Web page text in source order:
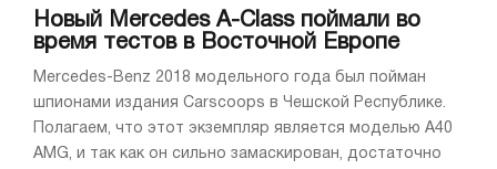
Новый Mercedes A-Class поймали во
время тестов в Восточной Европе
Mercedes-Benz 2018 модельного года был пойман
шпионами издания Carscoops в Чешской Республике.
Полагаем, что этот экземпляр является моделью A40
AMG, и так как он сильно замаскирован, достаточно